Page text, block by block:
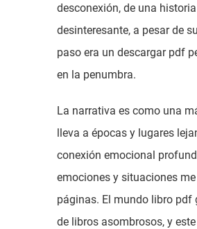
desconexión, de una
desinteresante, a pesar de
paso era un descargar pdf
en la penumbra.
La narrativa es como una
lleva a épocas y lugares
conexión emocional
emociones y situaciones
páginas. El mundo libro
de libros asombrosos, y